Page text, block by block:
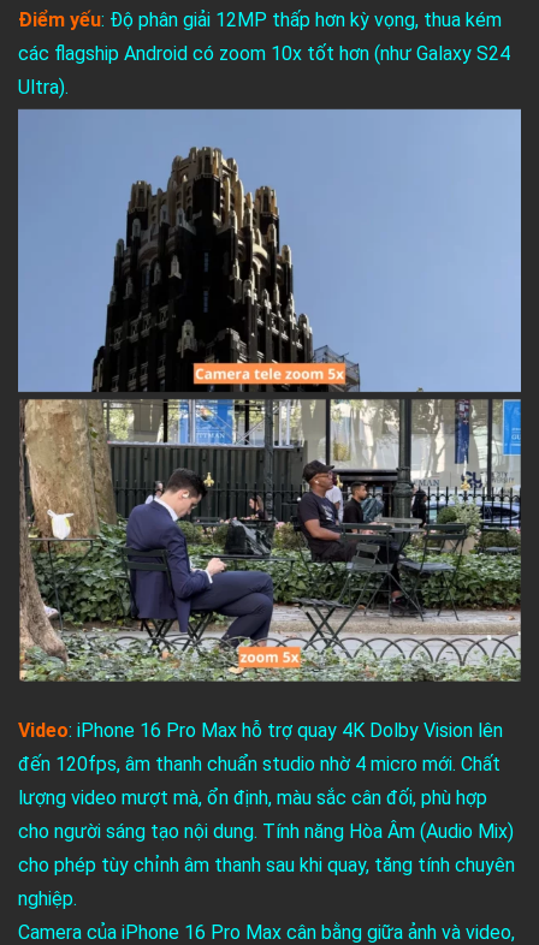
Điểm yếu: Độ phân giải 12MP thấp hơn kỳ vọng, thua kém
các flagship Android có zoom 10x tốt hơn (như Galaxy S24
Ultra).
Video: iPhone 16 Pro Max hỗ trợ quay 4K Dolby Vision lên
đến 120fps, âm thanh chuẩn studio nhờ 4 micro mới. Chất
lượng video mượt mà, ổn định, màu sắc cân đối, phù hợp
cho người sáng tạo nội dung. Tính năng Hòa Âm (Audio Mix)
cho phép tùy chỉnh âm thanh sau khi quay, tăng tính chuyên
nghiệp.
Camera của iPhone 16 Pro Max cân bằng giữa ảnh và video,